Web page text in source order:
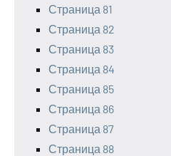
Страница 81
Страница 82
Страница 83
Страница 84
Страница 85
Страница 86
Страница 87
Страница 88